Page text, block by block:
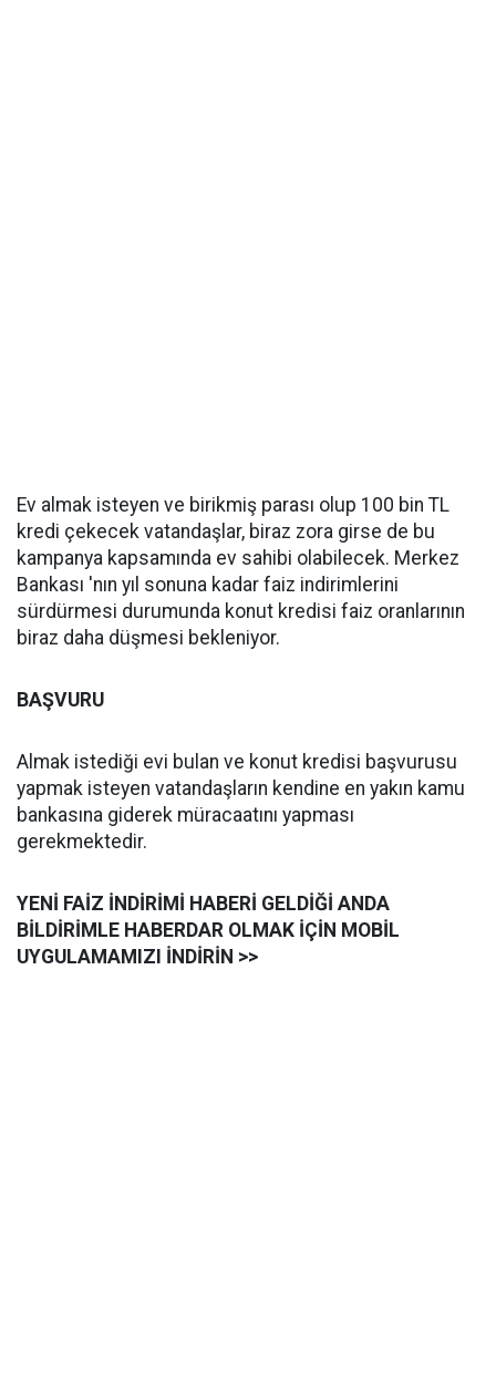
Ev almak isteyen ve birikmiş parası olup 100 bin TL
kredi çekecek vatandaşlar, biraz zora girse de bu
kampanya kapsamında ev sahibi olabilecek. Merkez
Bankası 'nın yıl sonuna kadar faiz indirimlerini
sürdürmesi durumunda konut kredisi faiz oranlarının
biraz daha düşmesi bekleniyor.
BAŞVURU
Almak istediği evi bulan ve konut kredisi başvurusu
yapmak isteyen vatandaşların kendine en yakın kamu
bankasına giderek müracaatını yapması
gerekmektedir.
YENİ FAİZ İNDİRİMİ HABERİ GELDİĞİ ANDA
BİLDİRİMLE HABERDAR OLMAK İÇİN MOBİL
UYGULAMAMIZI İNDİRİN >>